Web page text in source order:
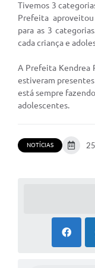
Comissões Permanentes
Sessão Plenária
Legislaturas
Vereadores
Galeria de Presidentes
Transparência
Tivemos 3
Prefeita
para as 3
cada criança e
A Prefeita Kendrea
estiveram
está sempre
adolescentes.
NOTÍCIAS